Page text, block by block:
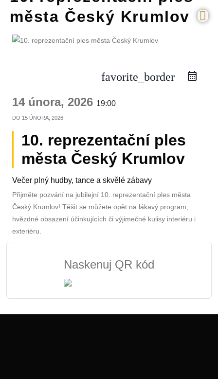
města Český Krumlov
favorite_border
14 února, 2026 19:00
DO 15 ÚNORA, 2026
10. reprezentační ples
města Český Krumlov
Večer plný hudby, tance a skvělé zábavy
Přijměte pozvání na jubilejní 10. reprezentační ples města
Český Krumlov! Těšit se můžete opět na lákavý program,
hvězdné obsazení účinkujících či výjimečné kulisy interiéru i
exteriéru.
Naskenuj QR kód